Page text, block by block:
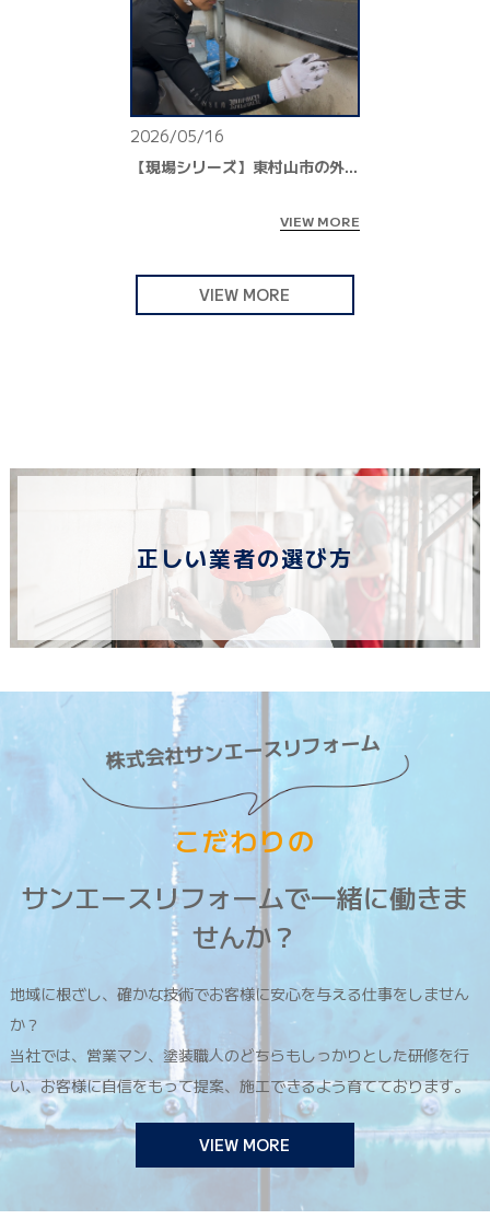
2026/05/16
【現場シリーズ】東村山市の外壁・付帯塗装現場を公開｜施行風景と職人さん紹介
VIEW MORE
VIEW MORE
正しい業者の選び方
株式会社サンエースリフォーム
こだわりの
サンエースリフォームで一緒に働きま
せんか？
地域に根ざし、確かな技術でお客様に安心を与える仕事をしません
か？
当社では、営業マン、塗装職人のどちらもしっかりとした研修を行
い、お客様に自信をもって提案、施工できるよう育てております。
VIEW MORE